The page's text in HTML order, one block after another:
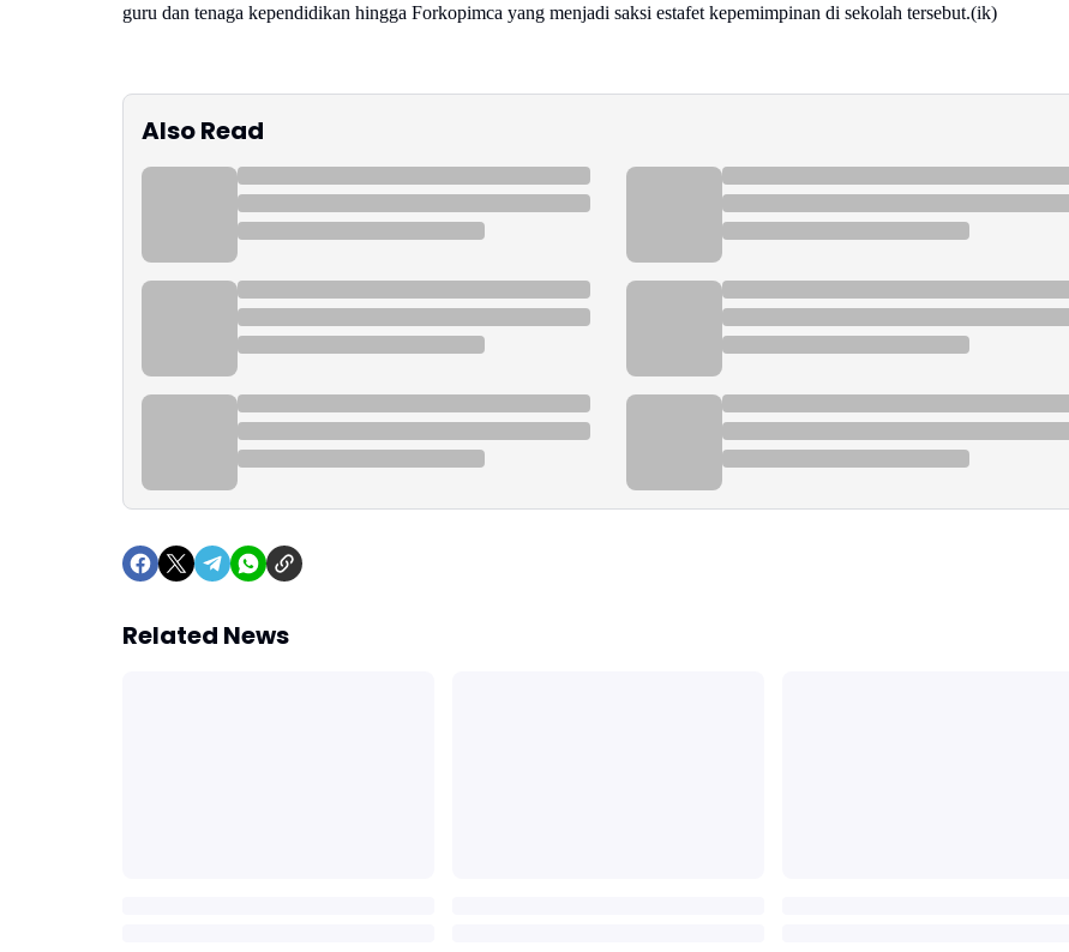
guru dan tenaga kependidikan hingga Forkopimca yang menjadi saksi estafet kepemimpinan di sekolah tersebut.(ik)
Also Read
Related News